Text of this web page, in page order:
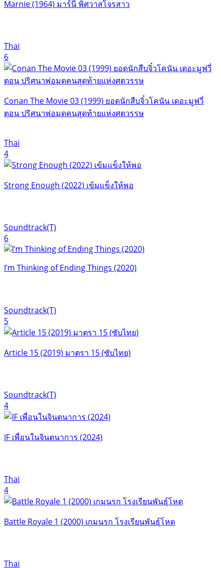
Marnie (1964) มาร์นี่ พิศวาสโจรสาว
Thai
6
Conan The Movie 03 (1999) ยอดนักสืบจิ๋วโคนัน เดอะมูฟวี่
ตอน ปริศนาพ่อมดคนสุดท้ายแห่งศตวรรษ
Thai
4
Strong Enough (2022) เข้มแข็งให้พอ
Soundtrack(T)
6
I’m Thinking of Ending Things (2020)
Soundtrack(T)
5
Article 15 (2019) มาตรา 15 (ซับไทย)
Soundtrack(T)
4
IF เพื่อนในจินตนาการ (2024)
Thai
4
Battle Royale 1 (2000) เกมนรก โรงเรียนพันธุ์โหด
Thai